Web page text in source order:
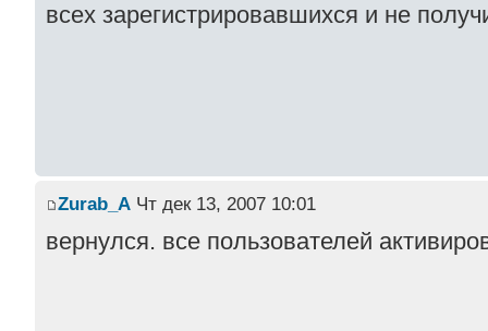
всех зарегистрировавшихся и не
Zurab_A Чт дек 13, 2007 10:01
вернулся. все пользователей